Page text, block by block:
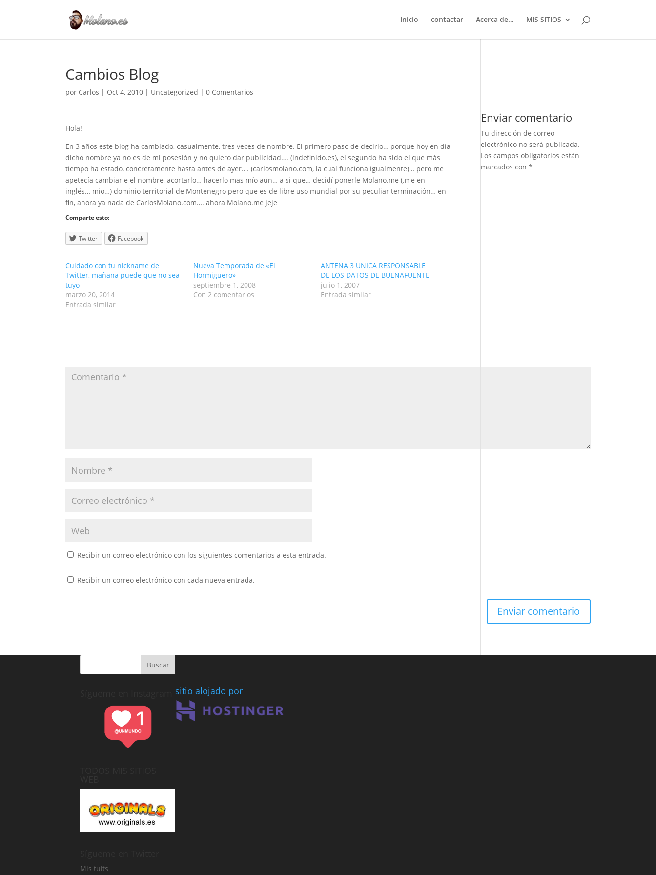
Inicio contactar Acerca de… MIS SITIOS
Cambios Blog
por Carlos | Oct 4, 2010 | Uncategorized |0 Comentarios
Hola!
En 3 años este blog ha cambiado, casualmente, tres veces de nombre. El primero paso de decirlo… porque hoy en día
dicho nombre ya no es de mi posesión y no quiero dar publicidad…. (indefinido.es), el segundo ha sido el que más
tiempo ha estado, concretamente hasta antes de ayer…. (carlosmolano.com, la cual funciona igualmente)… pero me
apetecía cambiarle el nombre, acortarlo… hacerlo mas mío aún… a si que… decidí ponerle Molano.me (.me en
inglés… mio…) dominio territorial de Montenegro pero que es de libre uso mundial por su peculiar terminación… en
fin, ahora ya nada de CarlosMolano.com…. ahora Molano.me jeje
Comparte esto:
Twitter Facebook
Cuidado con tu nickname de
Twitter, mañana puede que no sea
tuyo
marzo 20, 2014
Entrada similar
Nueva Temporada de «El
Hormiguero»
septiembre 1, 2008
Con 2 comentarios
ANTENA 3 UNICA RESPONSABLE
DE LOS DATOS DE BUENAFUENTE
julio 1, 2007
Entrada similar
Enviar comentario
Tu dirección de correo
electrónico no será publicada.
Los campos obligatorios están
marcados con*
Recibir un correo electrónico con los siguientes comentarios a esta entrada.
Recibir un correo electrónico con cada nueva entrada.
Mis tuits
sitio alojado por